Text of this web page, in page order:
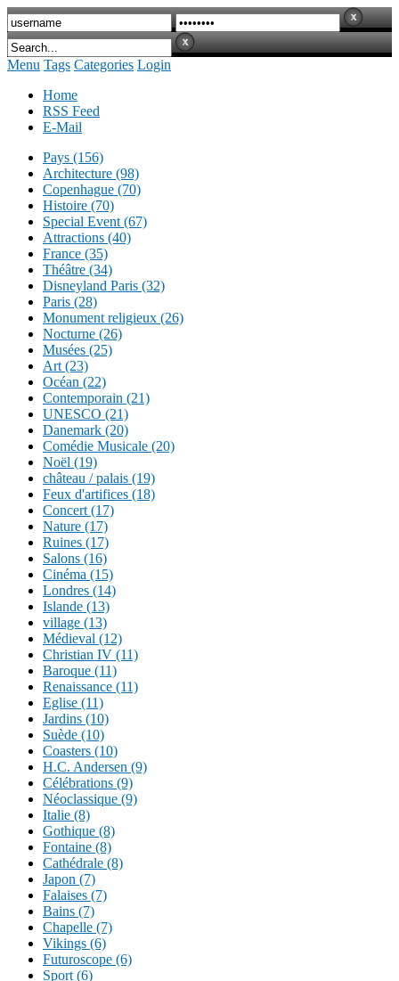
Menu Tags Categories Login
Home
RSS Feed
E-Mail
Pays (156)
Architecture (98)
Copenhague (70)
Histoire (70)
Special Event (67)
Attractions (40)
France (35)
Théâtre (34)
Disneyland Paris (32)
Paris (28)
Monument religieux (26)
Nocturne (26)
Musées (25)
Art (23)
Océan (22)
Contemporain (21)
UNESCO (21)
Danemark (20)
Comédie Musicale (20)
Noël (19)
château / palais (19)
Feux d'artifices (18)
Concert (17)
Nature (17)
Ruines (17)
Salons (16)
Cinéma (15)
Londres (14)
Islande (13)
village (13)
Médieval (12)
Christian IV (11)
Baroque (11)
Renaissance (11)
Eglise (11)
Jardins (10)
Suède (10)
Coasters (10)
H.C. Andersen (9)
Célébrations (9)
Néoclassique (9)
Italie (8)
Gothique (8)
Fontaine (8)
Cathédrale (8)
Japon (7)
Falaises (7)
Bains (7)
Chapelle (7)
Vikings (6)
Futuroscope (6)
Sport (6)